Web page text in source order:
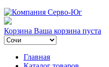
Корзина Ваша корзина пуста
Главная